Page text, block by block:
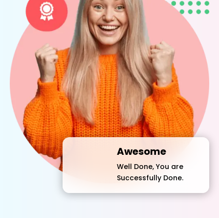
Awesome
Well Done, You are
Successfully Done.